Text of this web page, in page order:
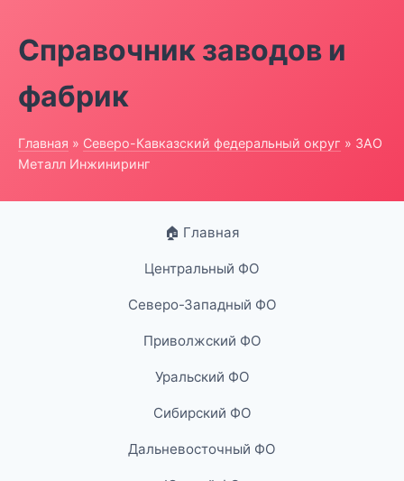
Справочник заводов и
фабрик
Главная » Северо-Кавказский федеральный округ » ЗАО
Металл Инжиниринг
🏠 Главная
Центральный ФО
Северо-Западный ФО
Приволжский ФО
Уральский ФО
Сибирский ФО
Дальневосточный ФО